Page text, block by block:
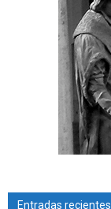
Entradas recientes